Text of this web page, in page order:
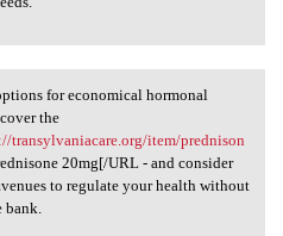
for
for economical hormonal
the
transylvaniacare.org/item/prednison
20mg[/URL - and consider
to regulate your health without
bank.